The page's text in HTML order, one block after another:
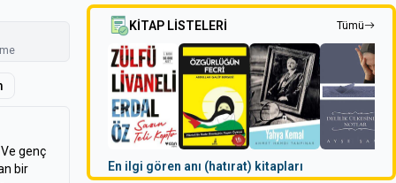
genç
bir
KİTAP LİSTELERİ Tümü
En ilgi gören anı (hatırat) kitapları